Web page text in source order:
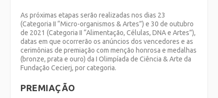
As próximas etapas serão realizadas nos dias 23
(Categoria II “Micro-organismos & Artes”) e 30 de outubro
de 2021 (Categoria II “Alimentação, Células, DNA e Artes”),
datas em que ocorrerão os anúncios dos vencedores e as
cerimônias de premiação com menção honrosa e medalhas
(bronze, prata e ouro) da I Olimpíada de Ciência & Arte da
Fundação Cecierj, por categoria.
PREMIAÇÃO